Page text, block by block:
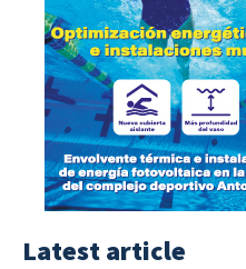
Latest article